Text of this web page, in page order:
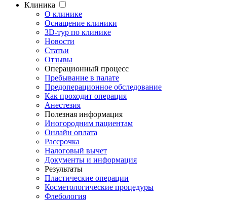
Клиника
О клинике
Оснащение клиники
3D-тур по клинике
Новости
Статьи
Отзывы
Операционный процесс
Пребывание в палате
Предоперационное обследование
Как проходит операция
Анестезия
Полезная информация
Иногородним пациентам
Онлайн оплата
Рассрочка
Налоговый вычет
Документы и информация
Результаты
Пластические операции
Косметологические процедуры
Флебология